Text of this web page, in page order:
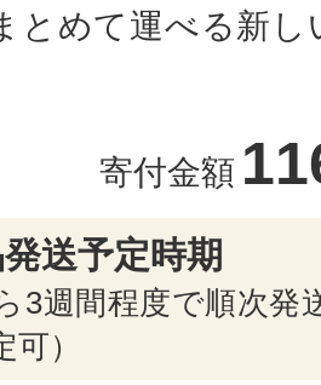
とめて運べる新し
寄付金額
送予定時期
3週間程度で順次発
）